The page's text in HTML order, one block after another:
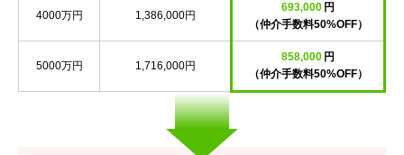
4000万円 1,386,000円
693,000 円
（仲介手数料50%OFF）
5000万円 1,716,000円
858,000 円
（仲介手数料50%OFF）